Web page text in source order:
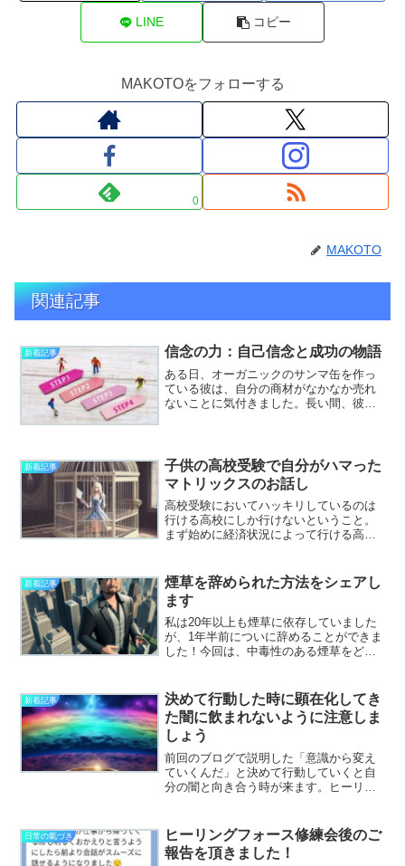
LINE コピー
MAKOTOをフォローする
0
MAKOTO
関連記事
新着記事 信念の力：自己信念と成功の物語
ある日、オーガニックのサンマ缶を作っ
ている彼は、自分の商材がなかなか売れ
ないことに気付きました。長い間、彼は
缶に価値があることを信じ...
新着記事
子供の高校受験で自分がハマった
マトリックスのお話し
高校受験においてハッキリしているのは
行ける高校にしか行けないということ。
まず始めに経済状況によって行ける高校
る。とても、シンプル。基本的な考え方
の順番は経済状況の把握→高...
新着記事
煙草を辞められた方法をシェアし
ます
私は20年以上も煙草に依存していました
が、1年半前についに辞めることができま
した！今回は、中毒性のある煙草をどう
り、私は突然高熱と吐き気に襲われまし
た。それはまるで...
新着記事
決めて行動した時に顕在化してき
た闇に飲まれないように注意しま
しょう
前回のブログで説明した「意識から変え
ていくんだ」と決めて行動していくと自
分の闇と向き合う時が来ます。ヒーリン
いきますので、その時に向き合うことに
なります。僕は何度も経験...
日常の氣づき
ヒーリングフォース修練会後のご
報告を頂きました！